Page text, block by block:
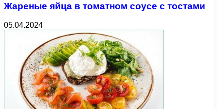
Жареные яйца в томатном соусе с тостами
05.04.2024